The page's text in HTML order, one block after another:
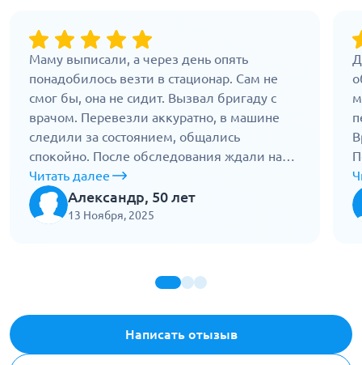
Маму выписали, а через день опять
понадобилось везти в стационар. Сам не
смог бы, она не сидит. Вызвал бригаду с
врачом. Перевезли аккуратно, в машине
следили за состоянием, общались
спокойно. После обследования ждали на
месте и отвезли обратно. Помогли дойти
до кровати, уложили правильно. Никто не
торопил и не раздражался. Работают
Читать далее
Александр, 50 лет
13 Ноября, 2025
Написать отызыв